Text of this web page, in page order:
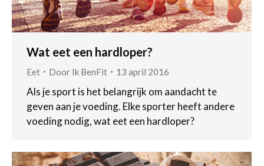
Wat eet een hardloper?
Eet Door Ik BenFit 13 april 2016
Als je sport is het belangrijk om aandacht te
geven aan je voeding. Elke sporter heeft andere
voeding nodig, wat eet een hardloper?